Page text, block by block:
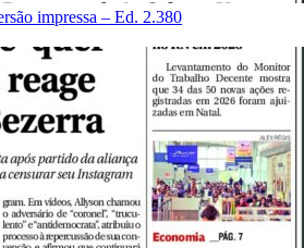
impressa – Ed. 2.380